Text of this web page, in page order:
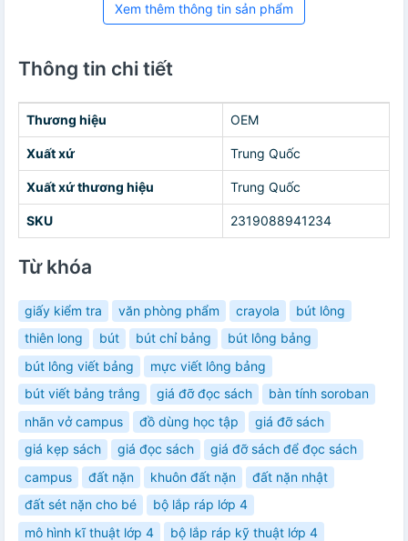
Xem thêm thông tin sản phẩm
Thông tin chi tiết
Thương hiệu OEM
Xuất xứ Trung Quốc
Xuất xứ thương hiệu Trung Quốc
SKU 2319088941234
Từ khóa
giấy kiểm tra văn phòng phẩm crayola
bút lông
thiên long
bút bút chỉ bảng
bút lông bảng
bút lông viết bảng
mực viết lông bảng
bút viết bảng trắng
giá đỡ đọc sách
bàn tính soroban
nhãn vở campus
đồ dùng học tập
giá đỡ sách
giá kẹp sách
giá đọc sách
giá đỡ sách để đọc sách
campus
đất nặn khuôn đất nặn
đất nặn nhật
đất sét nặn cho bé
bộ lắp ráp lớp 4
mô hình kĩ thuật lớp 4
bộ lắp ráp kỹ thuật lớp 4